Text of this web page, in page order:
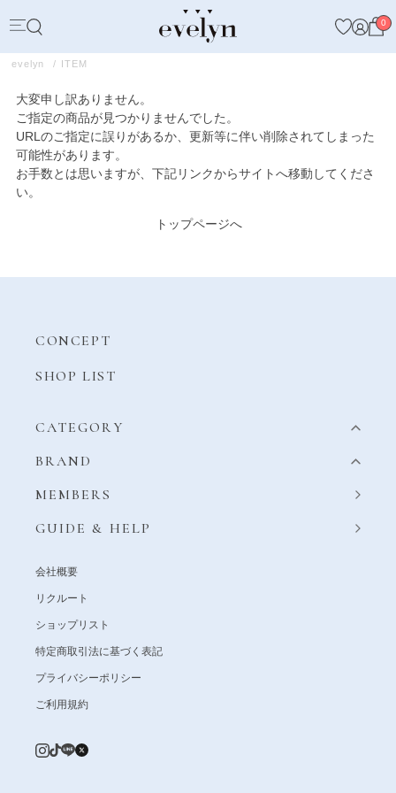
0
evelyn ITEM
大変申し訳ありません。
ご指定の商品が見つかりませんでした。
URLのご指定に誤りがあるか、更新等に伴い削除されてしまった
可能性があります。
お手数とは思いますが、下記リンクからサイトへ移動してくださ
い。
トップページへ
CONCEPT
SHOP LIST
CATEGORY
BRAND
MEMBERS
GUIDE & HELP
会社概要
リクルート
ショップリスト
特定商取引法に基づく表記
プライバシーポリシー
ご利用規約